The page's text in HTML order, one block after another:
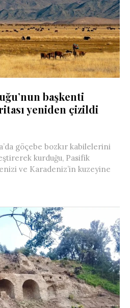
başkenti
yeniden çizildi
göçebe bozkır kabilelerini
kurduğu, Pasifik
ve Karadeniz’in kuzeyine